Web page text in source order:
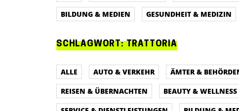
BILDUNG & MEDIEN
GESUNDHEIT & MEDIZIN
SCHLAGWORT:TRATTORIA
ALLE AUTO & VERKEHR ÄMTER &
REISEN & ÜBERNACHTEN
BEAUTY & WELLNESS